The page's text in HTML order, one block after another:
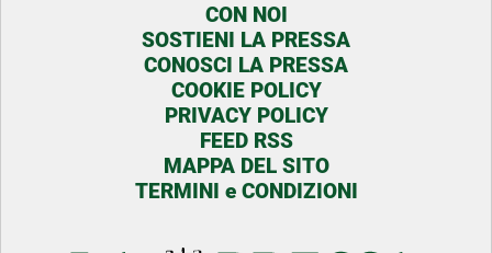
CON NOI
SOSTIENI LA PRESSA
CONOSCI LA PRESSA
COOKIE POLICY
PRIVACY POLICY
FEED RSS
MAPPA DEL SITO
TERMINI e CONDIZIONI